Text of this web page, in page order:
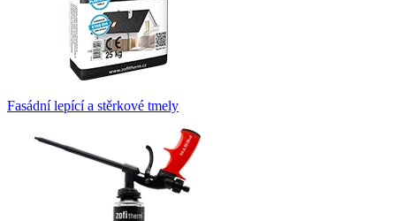
Fasádní lepící a stěrkové tmely